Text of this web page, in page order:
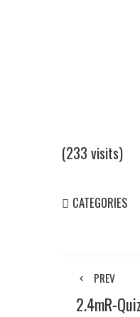
(233 visits)
CATEGORIES
PREV
2.4mR-